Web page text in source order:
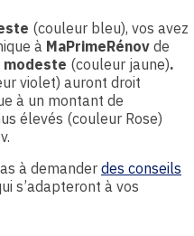
(couleur bleu), vos avez
à MaPrimeRénov de
modeste (couleur jaune).
violet) auront droit
à un montant de
élevés (couleur Rose)
à demander des conseils
s’adapteront à vos